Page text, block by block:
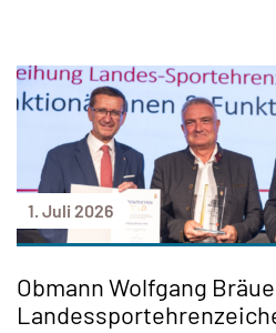
1. Juli 2026
Obmann Wolfgang